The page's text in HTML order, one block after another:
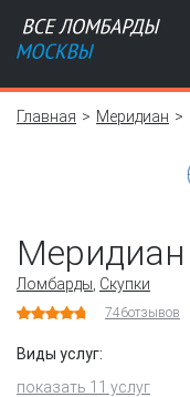
Главная Меридиан
Меридиан
Ломбарды Скупки
746отзывов
Виды услуг:
показать 11 услуг